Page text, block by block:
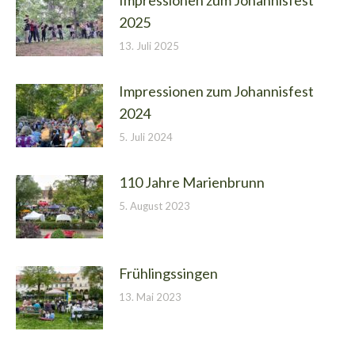
2025
13. Juli 2025
Impressionen zum Johannisfest
2024
5. Juli 2024
110 Jahre Marienbrunn
5. August 2023
Frühlingssingen
13. Mai 2023